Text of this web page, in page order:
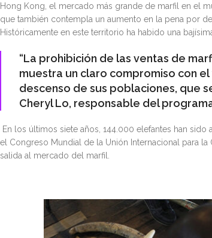
Hong Kong, el mercado más grande de marfil en el
que también contempla un aumento en la pena por
Históricamente en este territorio ha habido una
“La prohibición de las ventas de
muestra un claro compromiso con
descenso de sus poblaciones, que
Cheryl Lo, responsable del
En los últimos siete años, 144.000 elefantes han
el Congreso Mundial de la Unión Internacional para la
salida al mercado del marfil.